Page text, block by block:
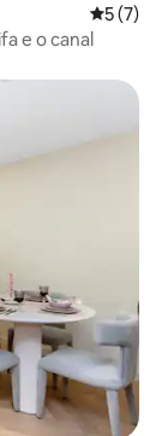
5 de
5 (7)
e o canal